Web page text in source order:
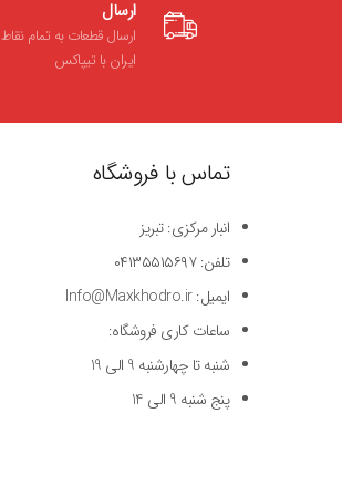
ارسال
ارسال قطعات به تمام نقاط
ایران با تیپاکس
تماس با فروشگاه
انبار مرکزی: تبریز
تلفن: ۰۴۱۳۵۵۱۵۶۹۷
ایمیل: Info@Maxkhodro.ir
ساعات کاری فروشگاه:
شنبه تا چهارشنبه 9 الی 19
پنج شنبه 9 الی 14